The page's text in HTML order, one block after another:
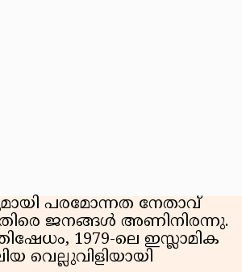
പരമോന്നത നേതാവ്
ജനങ്ങൾ അണിനിരന്നു.
1979-ലെ ഇസ്ലാമിക
വെല്ലുവിളിയായി